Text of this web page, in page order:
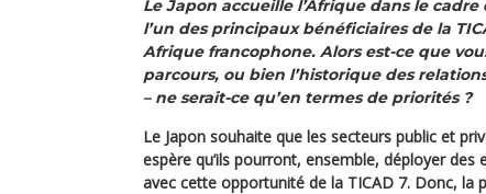
Le Japon accueille l’Afrique dans le cadre
l’un des principaux bénéficiaires de la
Afrique francophone. Alors est-ce que
parcours, ou bien l’historique des
– ne serait-ce qu’en termes de priorités ?
Le Japon souhaite que les secteurs public et
espère qu’ils pourront, ensemble, déployer des
avec cette opportunité de la TICAD 7. Donc, la